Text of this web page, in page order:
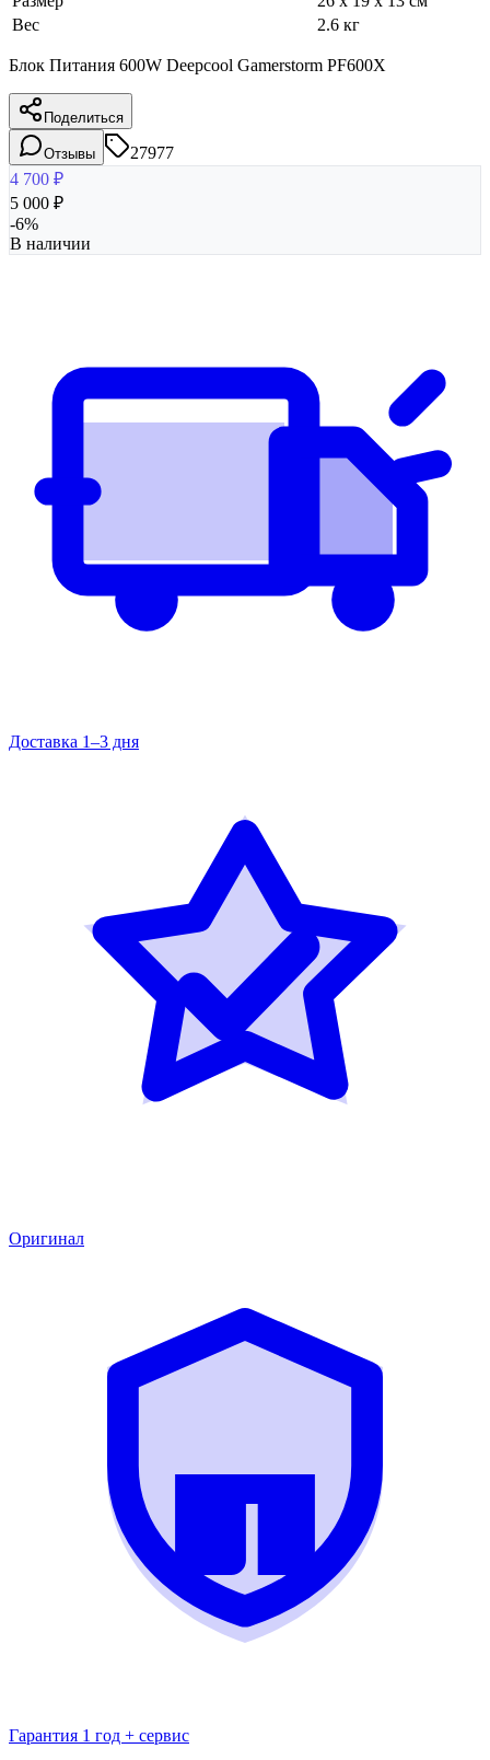
Вес
2.6 кг
Блок Питания 600W Deepcool Gamerstorm PF600X
Поделиться
Отзывы
27977
4 700 ₽
5 000 ₽
-6%
В наличии
Доставка 1–3 дня
Оригинал
Гарантия 1 год + сервис